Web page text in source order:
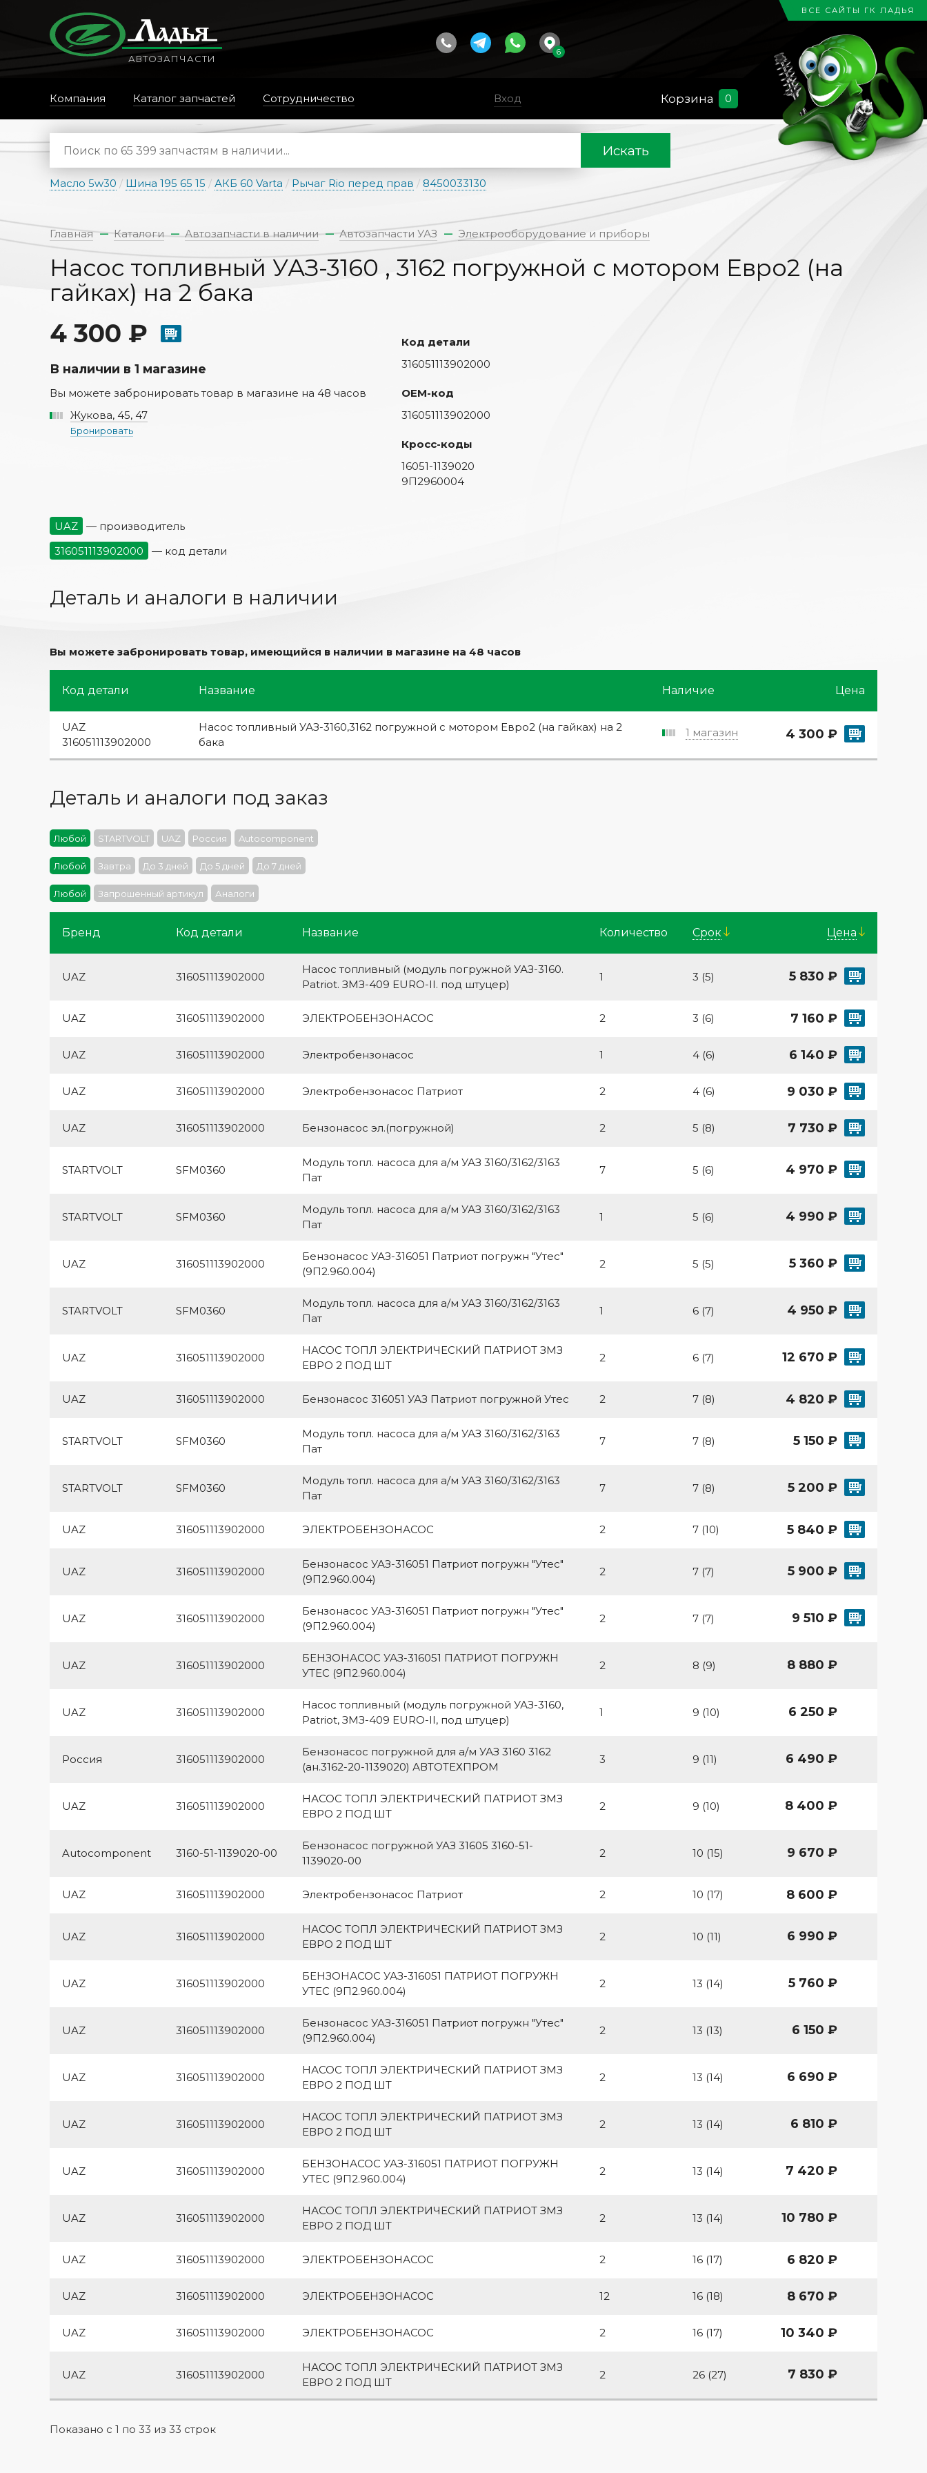
ВСЕ САЙТЫ ГК ЛАДЬЯ
АВТОЗАПЧАСТИ
6
Компания Каталог запчастей Сотрудничество Вход Корзина 0
Искать
Масло 5w30 / Шина 195 65 15 / АКБ 60 Varta / Рычаг Rio перед прав / 8450033130
Главная Каталоги Автозапчасти в наличии Автозапчасти УАЗ Электрооборудование и приборы
Насос топливный УАЗ-3160 , 3162 погружной с мотором Евро2 (на
гайках) на 2 бака
4 300 ₽
В наличии в 1 магазине
Вы можете забронировать товар в магазине на 48 часов
Жукова, 45, 47
Бронировать
Код детали
316051113902000
OEM-код
316051113902000
Кросс-коды
16051-1139020
9П2960004
UAZ
— производитель
316051113902000
— код детали
Деталь и аналоги в наличии
Вы можете забронировать товар, имеющийся в наличии в магазине на 48 часов
Код детали Название Наличие Цена
UAZ
316051113902000
Насос топливный УАЗ-3160,3162 погружной с мотором Евро2 (на гайках) на 2
бака
1 магазин 4 300 ₽
Деталь и аналоги под заказ
Любой STARTVOLT UAZ Россия Autocomponent
Любой Завтра До 3 дней До 5 дней До 7 дней
Любой Запрошенный артикул Аналоги
Бренд Код детали Название Количество Cрок Цена
UAZ 316051113902000
Насос топливный (модуль погружной УАЗ-3160.
Patriot. ЗМЗ-409 EURO-II. под штуцер)
1 3 (5) 5 830 ₽
UAZ 316051113902000 ЭЛЕКТРОБЕНЗОНАСОС 2 3 (6) 7 160 ₽
UAZ 316051113902000 Электробензонасос 1 4 (6) 6 140 ₽
UAZ 316051113902000 Электробензонасос Патриот 2 4 (6) 9 030 ₽
UAZ 316051113902000 Бензонасос эл.(погружной) 2 5 (8) 7 730 ₽
STARTVOLT SFM0360
Модуль топл. насоса для а/м УАЗ 3160/3162/3163
Пат
7 5 (6) 4 970 ₽
STARTVOLT SFM0360
Модуль топл. насоса для а/м УАЗ 3160/3162/3163
Пат
1 5 (6) 4 990 ₽
UAZ 316051113902000
Бензонасос УАЗ-316051 Патриот погружн "Утес"
(9П2.960.004)
2 5 (5) 5 360 ₽
STARTVOLT SFM0360
Модуль топл. насоса для а/м УАЗ 3160/3162/3163
Пат
1 6 (7) 4 950 ₽
UAZ 316051113902000
НАСОС ТОПЛ ЭЛЕКТРИЧЕСКИЙ ПАТРИОТ ЗМЗ
ЕВРО 2 ПОД ШТ
2 6 (7) 12 670 ₽
UAZ 316051113902000 Бензонасос 316051 УАЗ Патриот погружной Утес 2 7 (8) 4 820 ₽
STARTVOLT SFM0360
Модуль топл. насоса для а/м УАЗ 3160/3162/3163
Пат
7 7 (8) 5 150 ₽
STARTVOLT SFM0360
Модуль топл. насоса для а/м УАЗ 3160/3162/3163
Пат
7 7 (8) 5 200 ₽
UAZ 316051113902000 ЭЛЕКТРОБЕНЗОНАСОС 2 7 (10) 5 840 ₽
UAZ 316051113902000
Бензонасос УАЗ-316051 Патриот погружн "Утес"
(9П2.960.004)
2 7 (7) 5 900 ₽
UAZ 316051113902000
Бензонасос УАЗ-316051 Патриот погружн "Утес"
(9П2.960.004)
2 7 (7) 9 510 ₽
UAZ 316051113902000
БЕНЗОНАСОС УАЗ-316051 ПАТРИОТ ПОГРУЖН
УТЕС (9П2.960.004)
2 8 (9) 8 880 ₽
UAZ 316051113902000
Насос топливный (модуль погружной УАЗ-3160,
Patriot, ЗМЗ-409 EURO-II, под штуцер)
1 9 (10) 6 250 ₽
Россия 316051113902000
Бензонасос погружной для а/м УАЗ 3160 3162
(ан.3162-20-1139020) АВТОТЕХПРОМ
3 9 (11) 6 490 ₽
UAZ 316051113902000
НАСОС ТОПЛ ЭЛЕКТРИЧЕСКИЙ ПАТРИОТ ЗМЗ
ЕВРО 2 ПОД ШТ
2 9 (10) 8 400 ₽
Autocomponent 3160-51-1139020-00
Бензонасос погружной УАЗ 31605 3160-51-
1139020-00
2 10 (15) 9 670 ₽
UAZ 316051113902000 Электробензонасос Патриот 2 10 (17) 8 600 ₽
UAZ 316051113902000
НАСОС ТОПЛ ЭЛЕКТРИЧЕСКИЙ ПАТРИОТ ЗМЗ
ЕВРО 2 ПОД ШТ
2 10 (11) 6 990 ₽
UAZ 316051113902000
БЕНЗОНАСОС УАЗ-316051 ПАТРИОТ ПОГРУЖН
УТЕС (9П2.960.004)
2 13 (14) 5 760 ₽
UAZ 316051113902000
Бензонасос УАЗ-316051 Патриот погружн "Утес"
(9П2.960.004)
2 13 (13) 6 150 ₽
UAZ 316051113902000
НАСОС ТОПЛ ЭЛЕКТРИЧЕСКИЙ ПАТРИОТ ЗМЗ
ЕВРО 2 ПОД ШТ
2 13 (14) 6 690 ₽
UAZ 316051113902000
НАСОС ТОПЛ ЭЛЕКТРИЧЕСКИЙ ПАТРИОТ ЗМЗ
ЕВРО 2 ПОД ШТ
2 13 (14) 6 810 ₽
UAZ 316051113902000
БЕНЗОНАСОС УАЗ-316051 ПАТРИОТ ПОГРУЖН
УТЕС (9П2.960.004)
2 13 (14) 7 420 ₽
UAZ 316051113902000
НАСОС ТОПЛ ЭЛЕКТРИЧЕСКИЙ ПАТРИОТ ЗМЗ
ЕВРО 2 ПОД ШТ
2 13 (14) 10 780 ₽
UAZ 316051113902000 ЭЛЕКТРОБЕНЗОНАСОС 2 16 (17) 6 820 ₽
UAZ 316051113902000 ЭЛЕКТРОБЕНЗОНАСОС 12 16 (18) 8 670 ₽
UAZ 316051113902000 ЭЛЕКТРОБЕНЗОНАСОС 2 16 (17) 10 340 ₽
UAZ 316051113902000
НАСОС ТОПЛ ЭЛЕКТРИЧЕСКИЙ ПАТРИОТ ЗМЗ
ЕВРО 2 ПОД ШТ
2 26 (27) 7 830 ₽
Показано с 1 по 33 из 33 строк